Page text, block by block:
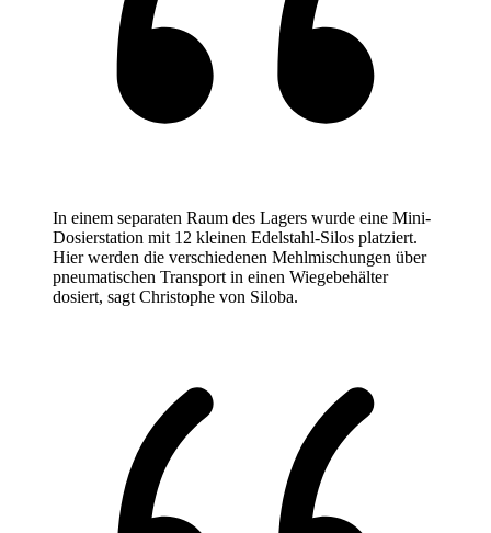
In einem separaten Raum des Lagers wurde eine Mini-
Dosierstation mit 12 kleinen Edelstahl-Silos platziert.
Hier werden die verschiedenen Mehlmischungen über
pneumatischen Transport in einen Wiegebehälter
dosiert, sagt Christophe von Siloba.